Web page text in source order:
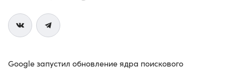
Google запустил обновление ядра поискового